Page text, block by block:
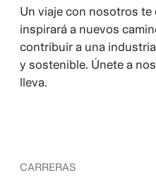
Un viaje con nosotros te
inspirará a nuevos
contribuir a una
y sostenible. Únete a
lleva.
CARRERAS